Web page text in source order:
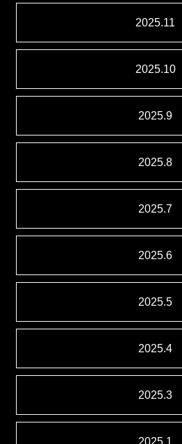
2025.11
2025.10
2025.9
2025.8
2025.7
2025.6
2025.5
2025.4
2025.3